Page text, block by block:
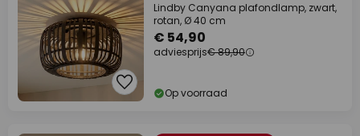
Lindby Canyana plafondlamp, zwart,
rotan, Ø 40 cm
€ 54,90
adviesprijs€ 89,90
Op voorraad